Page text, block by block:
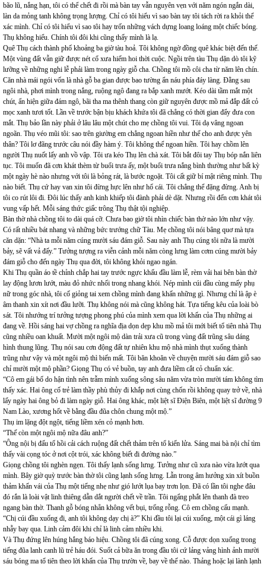
bão lũ, nắng hạn, tôi có thể chết đi rồi mà bàn tay vẫn nguyên vẹn với năm ngón ngắn dài,
làn da mỏng tanh không trọng lượng. Chỉ có tôi hiểu vì sao bàn tay tôi tách rời ra khỏi thể
xác mình. Chỉ có tôi hiểu vì sao tôi hay trốn những vách dựng loang loáng một chiếc bóng.
Thụ không hiểu. Chính tôi đôi khi cũng thấy mình là lạ.
Quê Thụ cách thành phố khoảng ba giờ tàu hoả. Tôi không ngờ đồng quê khác biệt đến thế.
Một vùng đất vẫn giữ được nét cổ xưa hiếm hoi thời cuộc. Ngồi trên tàu Thụ dặn dò tôi kỹ
lưỡng về những nghi lễ phải làm trong ngày giỗ cha. Chồng tôi mồ côi cha từ năm lên chín.
Căn nhà mái ngói vốn là nhà gỗ ba gian được bao tường ẩn náu phía đáy làng. Đằng sau
ngôi nhà, phơi mình trong nắng, ruộng ngô đang ra bắp xanh mướt. Kéo dài tầm mắt một
chút, ẩn hiện giữa đám ngô, bãi tha ma thênh thang còn giữ nguyên được mồ mả đắp đất cỏ
mọc xanh tươi tốt. Lần về trước bận bịu khách khứa tôi đã chẳng có thời gian đẩy đưa con
mắt. Thụ bảo lần này phải ở lâu lâu một chút cho mẹ chồng tôi vui. Tôi dạ vâng ngoan
ngoãn. Thụ véo mũi tôi: sao trên giường em chẳng ngoan hiền như thế cho anh được yên
thân? Tôi lơ đãng trước câu nói đầy hàm ý. Tôi không thể ngoan hiền. Tôi hay chồm lên
người Thụ nuốt lấy anh vồ vập. Tôi ưa kéo Thụ lên chà xát. Tôi bắt đôi tay Thụ bóp nắn liên
tục. Tôi muốn đã cơn khát thèm từ buổi trưa ấy, một buổi trưa nắng bình thường như bất kỳ
một ngày hè nào nhưng với tôi là bỏng rát, là bước ngoặt. Tôi cất giữ bí mật riêng mình. Thụ
nào biết. Thụ cứ hay van xin tôi đừng hực lên như hổ cái. Tôi chẳng thể đặng đừng. Anh bị
tôi co rút lôi đi. Đôi lúc thấy anh kinh khiếp tôi đành phải dè dặt. Nhưng rồi đến cơn khát tôi
vung vấp hết. Mỗi sáng thức giấc trông Thụ thật tội nghiệp.
Bàn thờ nhà chồng tôi to dài quá cỡ. Chưa bao giờ tôi nhìn chiếc bàn thờ nào lớn như vậy.
Có rất nhiều bát nhang và những bức trướng chữ Tàu. Mẹ chồng tôi nói bâng quơ mà tựa
căn dặn: “Nhà ta mỗi năm cúng mười sáu đám giỗ. Sau này anh Thụ cúng tôi nữa là mười
bảy, sẽ vất vả đấy.” Tưởng tượng ra viễn cảnh mỗi năm còng lưng làm cơm cúng mười bảy
đám giỗ cho đến ngày Thụ qua đời, tôi không khỏi ngao ngán.
Khi Thụ quần áo tề chỉnh chắp hai tay trước ngực khấu đầu làm lễ, rèm vải hai bên bàn thờ
lay động lươn lướt, màu đỏ nhức nhối trong nhang khói. Nép mình cúi đầu cùng mấy phụ
nữ trong góc nhà, tôi cố giỏng tai xem chồng mình đang khấn những gì. Nhưng chỉ là ập è
âm thanh xin xít nơi đầu lưỡi. Thụ không nói mà cũng không hát. Tựa tiếng kêu của loài bò
sát. Tôi nhướng trí tưởng tượng phong phú của mình xem qua lời khấn của Thụ những ai
đang về. Hồi sáng hai vợ chồng ra nghĩa địa dọn dẹp khu mồ mả tôi mới biết tổ tiên nhà Thụ
cũng nhiều oan khuất. Mười một ngôi mộ dàn trải xưa cũ trong vùng đất trũng sâu dáng
hình thung lũng. Thụ nói sau cơn động đất tự nhiên khu mộ nhà mình thụt xuống thành
trũng như vậy và một ngôi mộ thì biến mất. Tôi băn khoăn về chuyện mười sáu đám giỗ sao
chỉ mười một mộ phần? Giọng Thụ có vẻ buồn, tay anh đưa liềm cắt cỏ chuẩn xác.
“Cô em gái bố do hận tình nên trẫm mình xuống sông sâu năm vừa tròn mười tám không tìm
thấy xác. Hai ông cố trẻ làm thầy phù thủy đi khắp nơi cùng chốn rồi không quay trở về, nhà
lấy ngày hai ông bỏ đi làm ngày giỗ. Hai ông khác, một liệt sĩ Điện Biên, một liệt sĩ đường 9
Nam Lào, xương hốt về bằng đầu đũa chôn chung một mộ.”
Thụ im lặng đột ngột, tiếng liềm xén cỏ mạnh hơn.
“Thế còn một ngôi mộ nữa đâu anh?”
“Ông nội bị đấu tố hồi cải cách ruộng đất chết thảm trên tổ kiến lửa. Sáng mai bà nội chỉ tìm
thấy vài cọng tóc ở nơi cột trói, xác không biết đi đường nào.”
Giọng chồng tôi nghèn ngẹn. Tôi thấy lạnh sống lưng. Tưởng như cũ xưa nào vừa lướt qua
mình. Bây giờ quỳ trước bàn thờ tôi cũng lạnh sống lưng. Lẫn trong âm hưởng xin xít buồn
thảm khấn vái của Thụ một tiếng nhẹ như gió lướt lụa bay trơn lọn. Đã có lần tôi nghe đâu
đó rắn là loài vật linh thiêng dẫn dắt người chết về trần. Tôi ngẩng phắt lên thanh đà treo
ngang bàn thờ. Thanh gỗ bóng nhẵn không vết bụi, trống rỗng. Cô em chồng cấu mạnh.
“Chị cúi đầu xuống đi, anh tôi không dạy chị à?” Khi đầu tôi lại cúi xuống, một cái gì láng
nhẫy bay qua. Linh cảm đôi khi chỉ là linh cảm nhiều khi.
Và Thụ đứng lên húng hắng báo hiệu. Chồng tôi đã cúng xong. Cỗ được dọn xuống trong
tiếng đũa lanh canh lũ trẻ háu đói. Suốt cả bữa ăn trong đầu tôi cứ lảng vảng hình ảnh mười
sáu bóng ma tổ tiên theo lời khấn của Thụ trườn về, bay về thế nào. Thảng hoặc lại lành lạnh